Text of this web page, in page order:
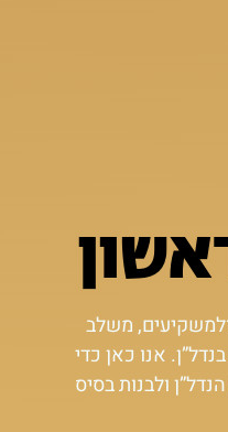
משלב
אנו כאן כדי
ולבנות בסיס